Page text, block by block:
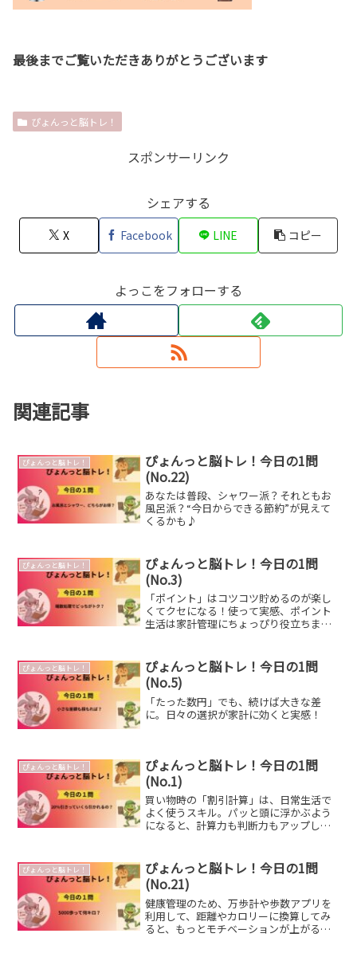
最後までご覧いただきありがとうございます
ぴょんっと脳トレ！
スポンサーリンク
シェアする
X Facebook LINE コピー
よっこをフォローする
関連記事
ぴょんっと脳トレ！
ぴょんっと脳トレ！今日の1問
(No.22)
あなたは普段、シャワー派？それともお
風呂派？“今日からできる節約”が見えて
くるかも♪
ぴょんっと脳トレ！
ぴょんっと脳トレ！今日の1問
(No.3)
「ポイント」はコツコツ貯めるのが楽し
くてクセになる！使って実感、ポイント
生活は家計管理にちょっぴり役立ちま
ぴょんっと脳トレ！
ぴょんっと脳トレ！今日の1問
(No.5)
「たった数円」でも、続けば大きな差
に。日々の選択が家計に効くと実感！
ぴょんっと脳トレ！
ぴょんっと脳トレ！今日の1問
(No.1)
買い物時の「割引計算」は、日常生活で
よく使うスキル。パッと頭に浮かぶよう
になると、計算力も判断力もアップしま
ぴょんっと脳トレ！
ぴょんっと脳トレ！今日の1問
(No.21)
健康管理のため、万歩計や歩数アプリを
利用して、距離やカロリーに換算してみ
ると、もっとモチベーションが上がるか